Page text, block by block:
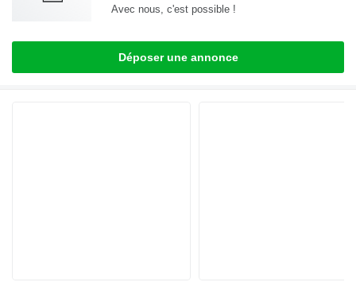
Avec nous, c'est possible !
Déposer une annonce